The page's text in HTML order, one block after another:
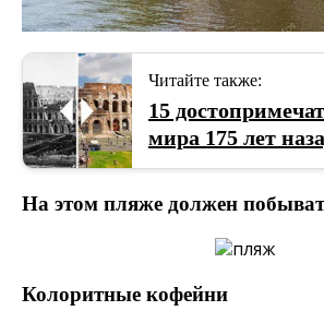
Читайте также:
15
мира 175 лет
На этом пляже должен
Колоритные кофейни